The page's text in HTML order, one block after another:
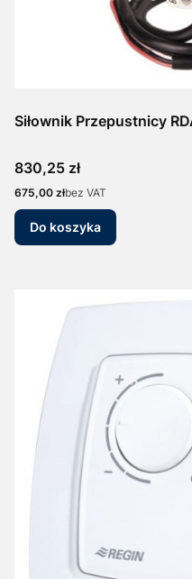
Siłownik Przepustnicy
Cena
830,25 zł
Cena
675,00 złbez VAT
Do koszyka